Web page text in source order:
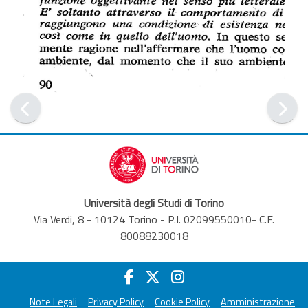
Università degli Studi di Torino
Via Verdi, 8 - 10124 Torino - P.I. 02099550010- C.F.
80088230018
Note Legali Privacy Policy Cookie Policy Amministrazione